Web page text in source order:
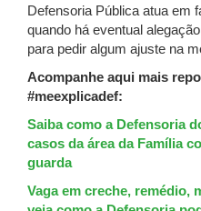
Defensoria Pública atua em
quando há eventual
para pedir algum ajuste na
Acompanhe aqui mais
#meexplicadef:
Saiba como a Defensoria
casos da área da Família
guarda
Vaga em creche, remédio,